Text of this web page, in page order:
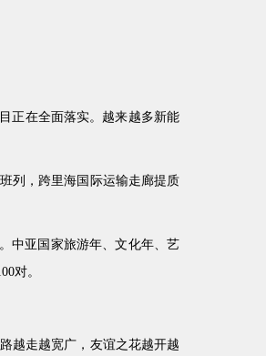
正在全面落实。越来越多新能
列，跨里海国际运输走廊提质
中亚国家旅游年、文化年、艺
对。
越走越宽广，友谊之花越开越